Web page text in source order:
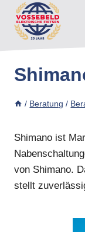
Zum
Inhalt
springen
/ Beratung /
Shimano ist
von Shimano.
stellt